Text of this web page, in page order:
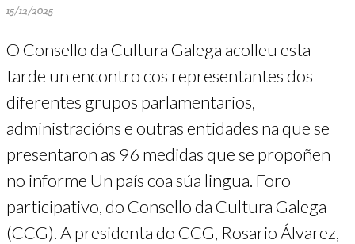
15/12/2025
O Consello da Cultura Galega acolleu esta
tarde un encontro cos representantes dos
diferentes grupos parlamentarios,
administracións e outras entidades na que se
presentaron as 96 medidas que se propoñen
no informe Un país coa súa lingua. Foro
participativo, do Consello da Cultura Galega
(CCG). A presidenta do CCG, Rosario Álvarez,